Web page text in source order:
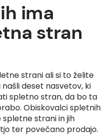
ima
stran
strani ali si to želite
deset nasvetov, ki
spletno stran, da bo ta
Obiskovalci spletnih
strani in jih
ter povečano prodajo.